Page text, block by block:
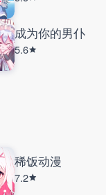
成为你的男仆
5.6
稀饭动漫
7.2